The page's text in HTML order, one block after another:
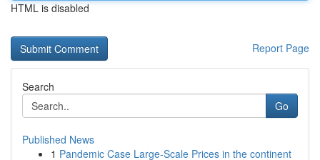
HTML is disabled
Report Page
Search
Go
Published News
1 Pandemic Case Large-Scale Prices in the continent